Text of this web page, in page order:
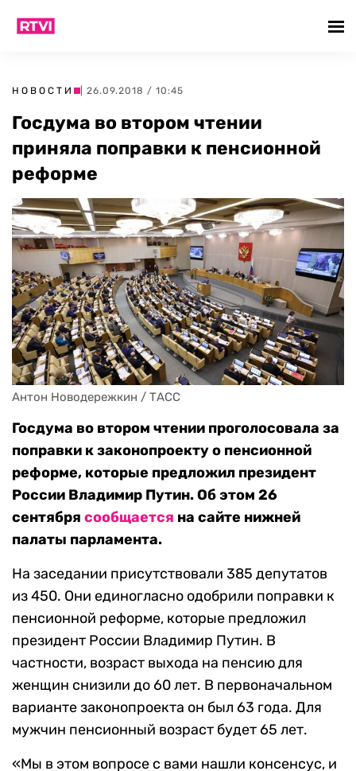
НОВОСТИ | 26.09.2018 / 10:45
Госдума во втором чтении
приняла поправки к пенсионной
реформе
Антон Новодережкин / ТАСС
Госдума во втором чтении проголосовала за
поправки к законопроекту о пенсионной
реформе, которые предложил президент
России Владимир Путин. Об этом 26
сентября сообщается на сайте нижней
палаты парламента.
На заседании присутствовали 385 депутатов
из 450. Они единогласно одобрили поправки к
пенсионной реформе, которые предложил
президент России Владимир Путин. В
частности, возраст выхода на пенсию для
женщин снизили до 60 лет. В первоначальном
варианте законопроекта он был 63 года. Для
мужчин пенсионный возраст будет 65 лет.
«Мы в этом вопросе с вами нашли консенсус, и